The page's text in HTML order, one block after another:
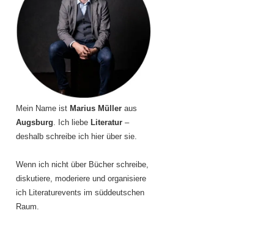
Mein Name ist Marius Müller aus
Augsburg. Ich liebe Literatur –
deshalb schreibe ich hier über sie.
Wenn ich nicht über Bücher schreibe,
diskutiere, moderiere und organisiere
ich Literaturevents im süddeutschen
Raum.